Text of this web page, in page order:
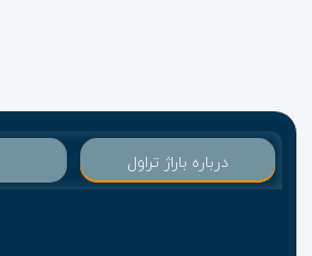
درباره باراژ تراول